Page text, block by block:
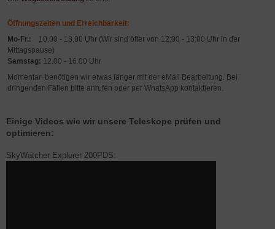
Öffnungszeiten und Erreichbarkeit:
Mo-Fr.: 10.00 - 18.00 Uhr (Wir sind öfter von 12:00 - 13:00 Uhr in der
Mittagspause)
Samstag: 12.00 - 16.00 Uhr
Momentan benötigen wir etwas länger mit der eMail Bearbeitung. Bei
dringenden Fällen bitte anrufen oder per WhatsApp kontaktieren.
Einige Videos wie wir unsere Teleskope prüfen und
optimieren:
SkyWatcher Explorer 200PDS: